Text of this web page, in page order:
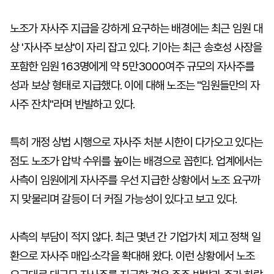
노조가 자사주 지급을 강하게 요구하는 배경에는 최근 임원 대
상 '자사주 보상'이 자리 잡고 있다. 기아는 최근 송호성 사장을
포함한 임원 163명에게 약 5만3000여주 규모의 자사주를
성과 보상 형태로 지급했다. 이에 대해 노조는 "임원들만의 자
사주 잔치"라며 반발하고 있다.
특히 개정 상법 시행으로 자사주 처분 시한이 다가오고 있다는
점도 노조가 압박 수위를 높이는 배경으로 꼽힌다. 업계에서는
사측이 임원에게 자사주를 우선 지급한 상황에서 노조 요구까
지 맞물리며 갈등이 더 커질 가능성이 있다고 보고 있다.
사측의 부담이 적지 않다. 최근 몇년 간 기업가치 제고 정책 일
환으로 자사주 매입·소각을 확대해 왔다. 이런 상황에서 노조